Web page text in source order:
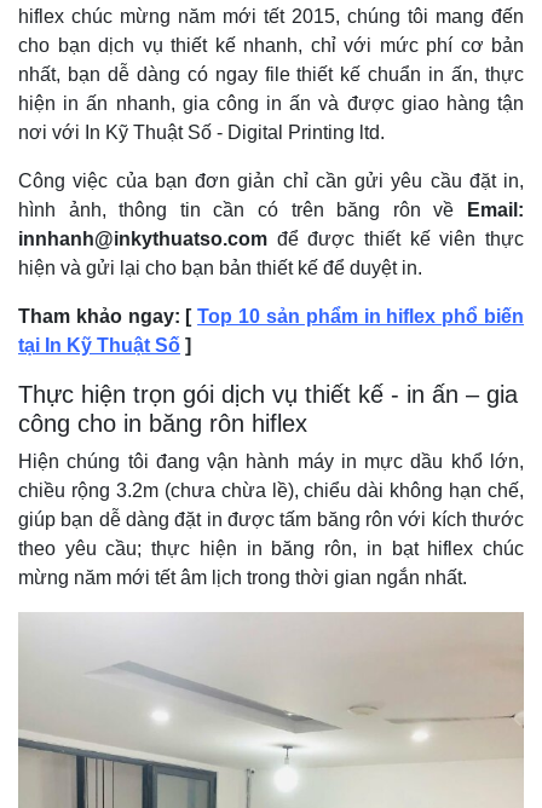
hiflex chúc mừng năm mới tết 2015, chúng tôi mang đến
cho bạn dịch vụ thiết kế nhanh, chỉ với mức phí cơ bản
nhất, bạn dễ dàng có ngay file thiết kế chuẩn in ấn, thực
hiện in ấn nhanh, gia công in ấn và được giao hàng tận
nơi với In Kỹ Thuật Số - Digital Printing ltd.
Công việc của bạn đơn giản chỉ cần gửi yêu cầu đặt in,
hình ảnh, thông tin cần có trên băng rôn về
Email:
innhanh@inkythuatso.com để được thiết kế viên thực
hiện và gửi lại cho bạn bản thiết kế để duyệt in.
Tham khảo ngay: [ Top 10 sản phẩm in hiflex phổ biến
tại In Kỹ Thuật Số ]
Thực hiện trọn gói dịch vụ thiết kế - in ấn – gia
công cho in băng rôn hiflex
Hiện chúng tôi đang vận hành máy in mực dầu khổ lớn,
chiều rộng 3.2m (chưa chừa lề), chiểu dài không hạn chế,
giúp bạn dễ dàng đặt in được tấm băng rôn với kích thước
theo yêu cầu; thực hiện in băng rôn, in bạt hiflex chúc
mừng năm mới tết âm lịch trong thời gian ngắn nhất.